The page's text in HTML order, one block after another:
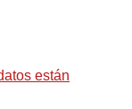
están